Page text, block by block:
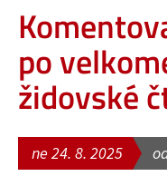
po
židovské
ne 24. 8. 2025